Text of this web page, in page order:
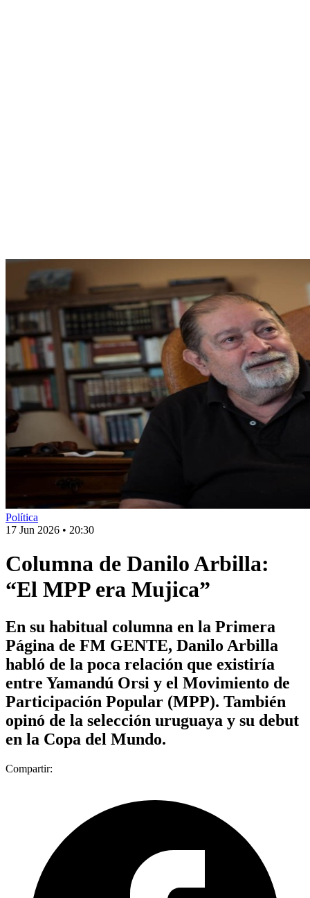
Política
17 Jun 2026 • 20:30
Columna de Danilo Arbilla:
“El MPP era Mujica”
En su habitual columna en la Primera
Página de FM GENTE, Danilo Arbilla
habló de la poca relación que existiría
entre Yamandú Orsi y el Movimiento de
Participación Popular (MPP). También
opinó de la selección uruguaya y su debut
en la Copa del Mundo.
Compartir: